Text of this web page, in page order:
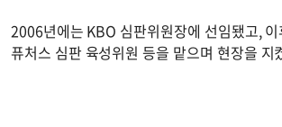
2006년에는 KBO 심판위원장에 선임됐고,
퓨처스 심판 육성위원 등을 맡으며 현장을 지